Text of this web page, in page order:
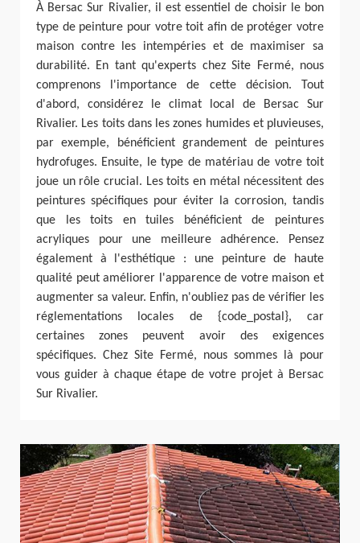
À Bersac Sur Rivalier, il est essentiel de choisir le bon
type de peinture pour votre toit afin de protéger votre
maison contre les intempéries et de maximiser sa
durabilité. En tant qu'experts chez Site Fermé, nous
comprenons l'importance de cette décision. Tout
d'abord, considérez le climat local de Bersac Sur
Rivalier. Les toits dans les zones humides et pluvieuses,
par exemple, bénéficient grandement de peintures
hydrofuges. Ensuite, le type de matériau de votre toit
joue un rôle crucial. Les toits en métal nécessitent des
peintures spécifiques pour éviter la corrosion, tandis
que les toits en tuiles bénéficient de peintures
acryliques pour une meilleure adhérence. Pensez
également à l'esthétique : une peinture de haute
qualité peut améliorer l'apparence de votre maison et
augmenter sa valeur. Enfin, n'oubliez pas de vérifier les
réglementations locales de {code_postal}, car
certaines zones peuvent avoir des exigences
spécifiques. Chez Site Fermé, nous sommes là pour
vous guider à chaque étape de votre projet à Bersac
Sur Rivalier.